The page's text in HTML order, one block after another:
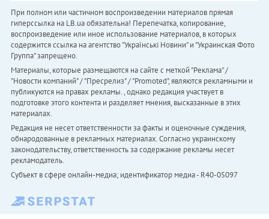
При полном или частичном воспроизведении материалов прямая
гиперссылка на LB.ua обязательна! Перепечатка, копирование,
воспроизведение или иное использование материалов, в которых
содержится ссылка на агентство "Українськi Новини" и "Украинская Фото
Группа" запрещено.
Материалы, которые размещаются на сайте с меткой "Реклама" /
"Новости компаний" / "Пресрелиз" / "Promoted", являются рекламными и
публикуются на правах рекламы. , однако редакция участвует в
подготовке этого контента и разделяет мнения, высказанные в этих
материалах.
Редакция не несет ответственности за факты и оценочные суждения,
обнародованные в рекламных материалах. Согласно украинскому
законодательству, ответственность за содержание рекламы несет
рекламодатель.
Субъект в сфере онлайн-медиа; идентификатор медиа - R40-05097